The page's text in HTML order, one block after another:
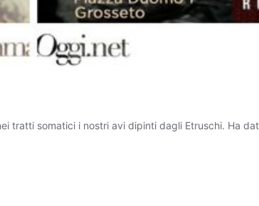
tratti somatici i nostri avi dipinti dagli Etruschi. Ha